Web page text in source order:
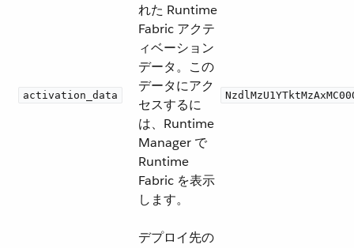
activation_data
れた Runtime
Fabric アクテ
ィベーション
データ。この
データにアク
セスするに
は、Runtime
Manager で
Runtime
Fabric を表示
します。
デプロイ先の